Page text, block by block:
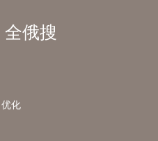
全俄搜
化